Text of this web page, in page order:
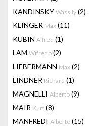
KANDINSKY Wassily (2)
KLINGER Max (11)
KUBIN Alfred (1)
LAM Wifredo (2)
LIEBERMANN Max (2)
LINDNER Richard (1)
MAGNELLI Alberto (9)
MAIR Kurt (8)
MANFREDI Alberto (15)